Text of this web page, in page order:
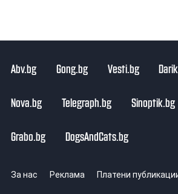
Abv.bg Gong.bg Vesti.bg
Nova.bg Telegraph.bg Sinoptik.bg
Grabo.bg DogsAndCats.bg
За нас Реклама Платени